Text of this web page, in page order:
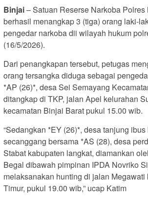
Binjai– Satuan Reserse Narkoba
berhasil menangkap 3 (tiga) orang laki-
pengedar narkoba dii wilayah hukum
(16/5/2026).
Dari penangkapan tersebut, petugas
orang tersangka diduga sebagai
*AP (26)*, desa Sei Semayang
ditangkap di TKP, jalan Apel kelurahan
kecamatan Binjai Barat pukul 15.00 wib.
“Sedangkan *EY (26)*, desa tanjung
secanggang bersama *AS (28), desa
Stabat kabupaten langkat, diamankan
Begal dibawah pimpinan IPDA Novriko
melaksanakan hunting di jalan
Timur, pukul 19.00 wib,” ucap Katim